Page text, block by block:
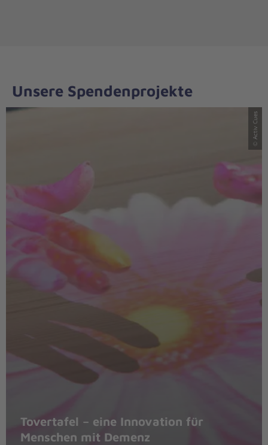
Unsere Spendenprojekte
© Activ Cues
Tovertafel – eine Innovation für
Menschen mit Demenz